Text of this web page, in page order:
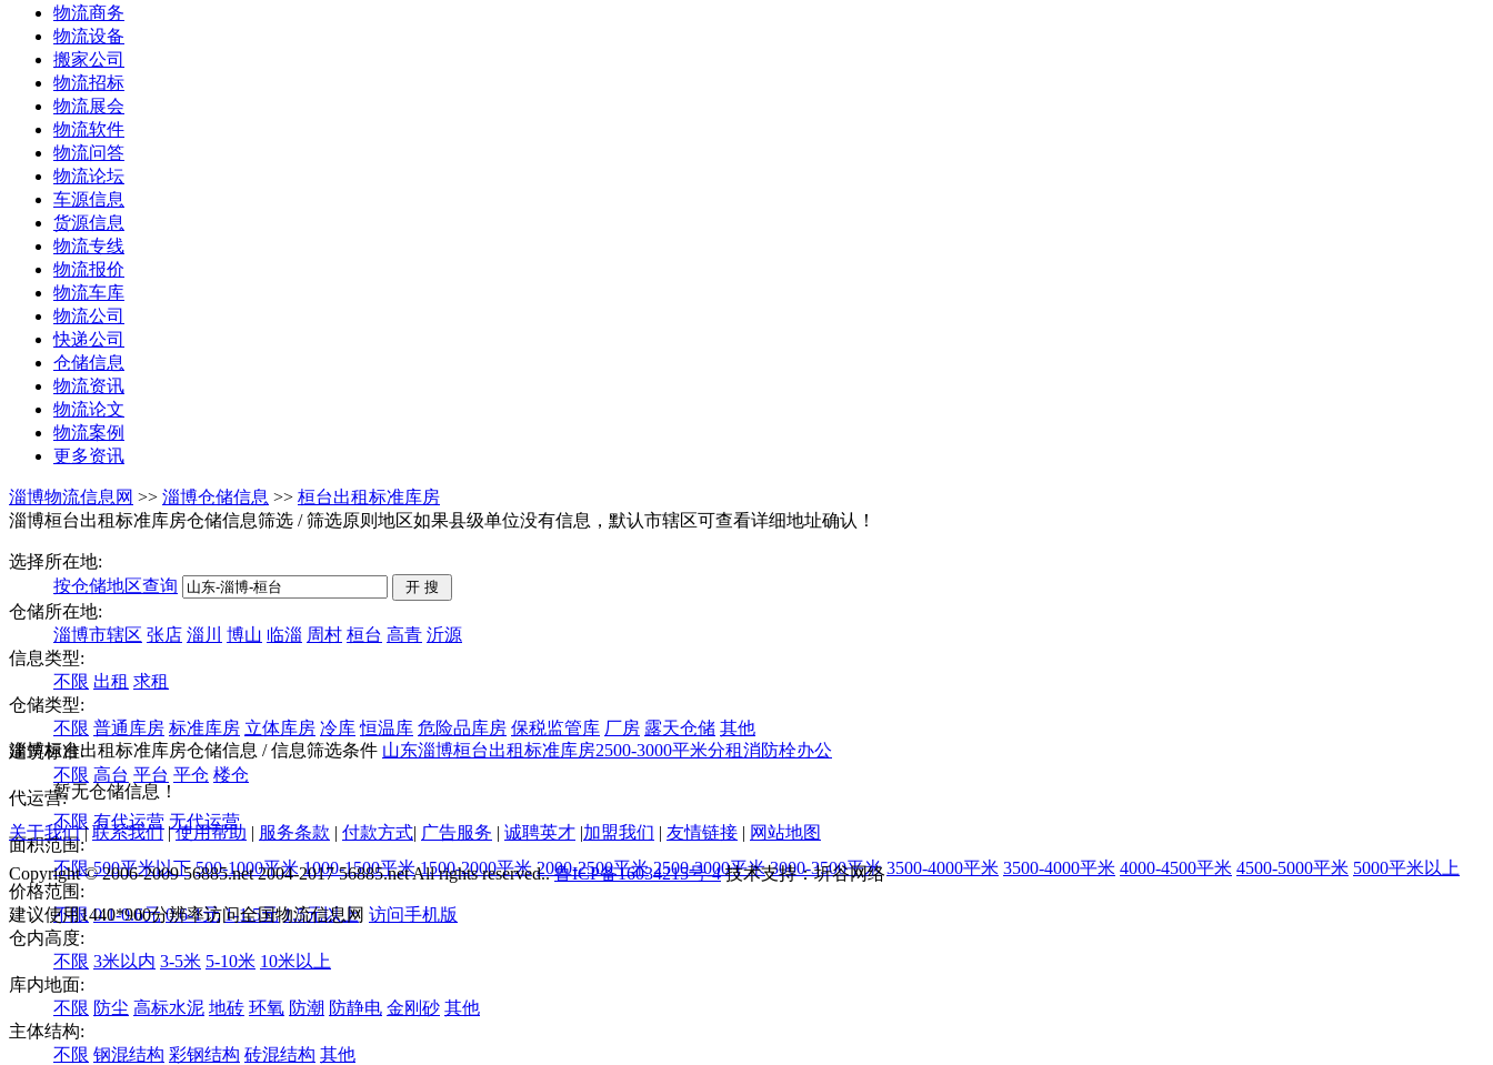
物流商务
物流设备
搬家公司
物流招标
物流展会
物流软件
物流问答
物流论坛
车源信息
货源信息
物流专线
物流报价
物流车库
物流公司
快递公司
仓储信息
物流资讯
物流论文
物流案例
更多资讯
淄博物流信息网 >> 淄博仓储信息 >> 桓台出租标准库房
淄博桓台出租标准库房仓储信息筛选 / 筛选原则地区如果县级单位没有信息，默认市辖区可查看详细地址确认！
选择所在地:
按仓储地区查询
仓储所在地:
淄博市辖区 张店 淄川 博山 临淄 周村 桓台 高青 沂源
信息类型:
不限 出租 求租
仓储类型:
不限 普通库房 标准库房 立体库房 冷库 恒温库 危险品库房 保税监管库 厂房 露天仓储 其他
建筑标准:
不限 高台 平台 平仓 楼仓
代运营:
不限 有代运营 无代运营
面积范围:
不限 500平米以下 500-1000平米 1000-1500平米 1500-2000平米 2000-2500平米 2500-3000平米 3000-3500平米 3500-4000平米 3500-4000平米 4000-4500平米 4500-5000平米 5000平米以上
价格范围:
不限 0.1-0.6元 0.6-1元 1-1.5元 1.5元以上
仓内高度:
不限 3米以内 3-5米 5-10米 10米以上
库内地面:
不限 防尘 高标水泥 地砖 环氧 防潮 防静电 金刚砂 其他
主体结构:
不限 钢混结构 彩钢结构 砖混结构 其他
淄博桓台出租标准库房仓储信息 / 信息筛选条件 山东淄博桓台出租标准库房2500-3000平米分租消防栓办公
暂无仓储信息！
关于我们|联系我们|使用帮助 | 服务条款 | 付款方式| 广告服务 | 诚聘英才 |加盟我们 | 友情链接 | 网站地图
Copyright © 2006-2009 56885.net 2004-2017 56885.net All rights reserved..鲁ICP备16034215号-4技术支持：圻谷网络
建议使用1440*900分辨率访问全国物流信息网 访问手机版